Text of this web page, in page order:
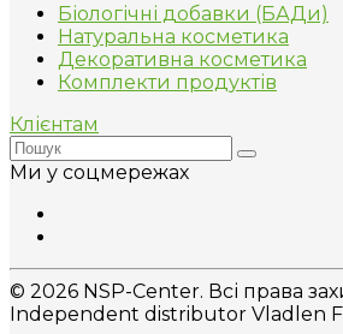
Біологічні добавки (БАДи)
Натуральна косметика
Декоративна косметика
Комплекти продуктів
Клієнтам
Ми у соцмережах
© 2026 NSP-Center. Всі права
Independent distributor Vladlen